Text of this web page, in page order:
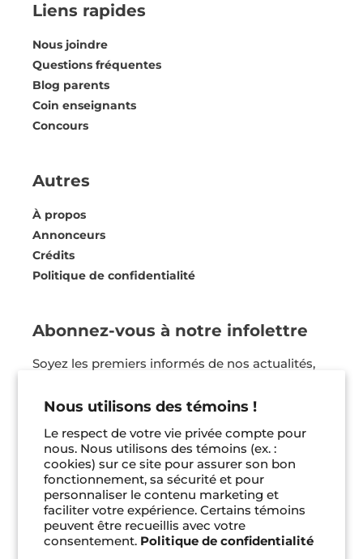
Nous utilisons des témoins !
Le respect de votre vie privée compte pour
nous. Nous utilisons des témoins (ex. :
cookies) sur ce site pour assurer son bon
fonctionnement, sa sécurité et pour
personnaliser le contenu marketing et
faciliter votre expérience. Certains témoins
peuvent être recueillis avec votre
consentement. Politique de confidentialité
Liens rapides
Nous joindre
Questions fréquentes
Blog parents
Coin enseignants
Concours
Autres
À propos
Annonceurs
Crédits
Politique de confidentialité
Abonnez-vous à notre infolettre
Soyez les premiers informés de nos actualités,
vous désinscrire en tout temps.
Je m'inscris
FacebookInstagramPinterest